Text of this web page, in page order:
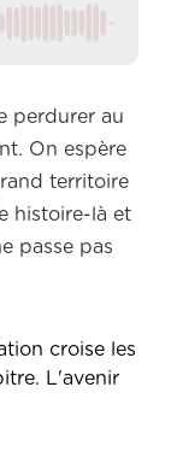
perdurer au
On espère
territoire
histoire-là et
passe pas
croise les
L'avenir